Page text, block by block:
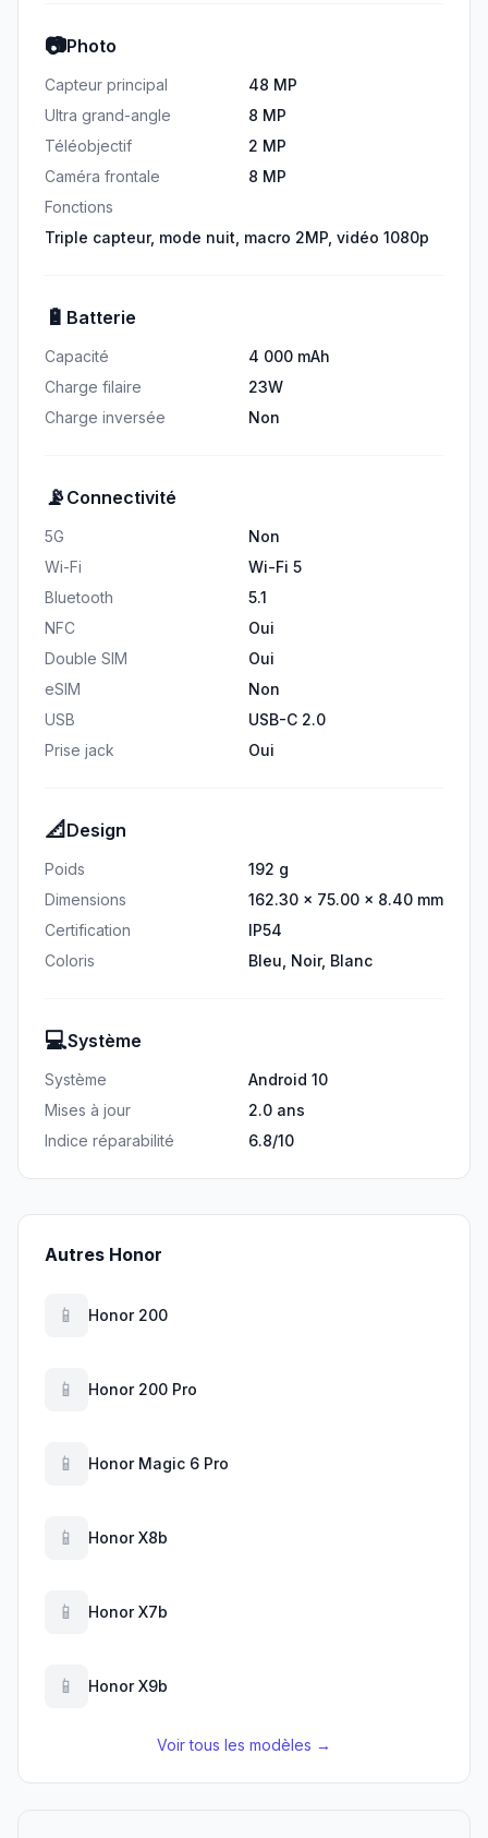
📷Photo
Capteur principal
48 MP
Ultra grand-angle
8 MP
Téléobjectif
2 MP
Caméra frontale
8 MP
Fonctions
Triple capteur, mode nuit, macro 2MP, vidéo 1080p
🔋 Batterie
Capacité
4 000 mAh
Charge filaire
23W
Charge inversée
Non
📡 Connectivité
5G
Non
Wi-Fi
Wi-Fi 5
Bluetooth
5.1
NFC
Oui
Double SIM
Oui
eSIM
Non
USB
USB-C 2.0
Prise jack
Oui
📐 Design
Poids
192 g
Dimensions
162.30 × 75.00 × 8.40 mm
Certification
IP54
Coloris
Bleu, Noir, Blanc
💻Système
Système
Android 10
Mises à jour
2.0 ans
Indice réparabilité
6.8/10
Autres Honor
📱 Honor 200
📱 Honor 200 Pro
📱 Honor Magic 6 Pro
📱 Honor X8b
📱 Honor X7b
📱 Honor X9b
Voir tous les modèles →